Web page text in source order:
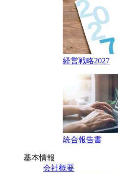
経営戦略2027
統合報告書
基本情報
会社概要